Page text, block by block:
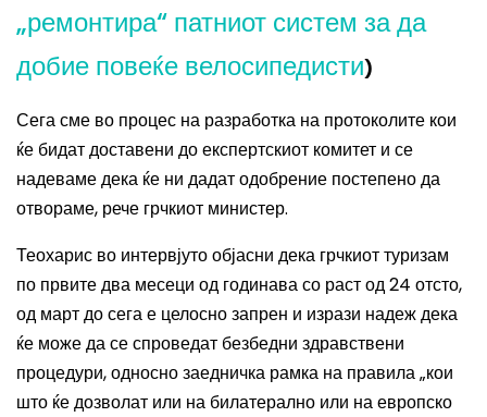
„ремонтира“ патниот систем за да
добие повеќе велосипедисти)
Сега сме во процес на разработка на протоколите кои
ќе бидат доставени до експертскиот комитет и се
надеваме дека ќе ни дадат одобрение постепено да
отвораме, рече грчкиот министер.
Теохарис во интервјуто објасни дека грчкиот туризам
по првите два месеци од годинава со раст од 24 отсто,
од март до сега е целосно запрен и изрази надеж дека
ќе може да се спроведат безбедни здравствени
процедури, односно заедничка рамка на правила „кои
што ќе дозволат или на билатерално или на европско